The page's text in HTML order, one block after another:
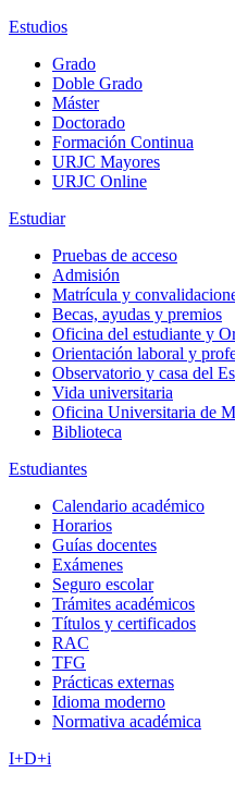
Estudios
Grado
Doble Grado
Máster
Doctorado
Formación Continua
URJC Mayores
URJC Online
Estudiar
Pruebas de acceso
Admisión
Matrícula y
Becas, ayudas y premios
Oficina del estudiante y
Orientación laboral y
Observatorio y casa del
Vida universitaria
Oficina Universitaria de
Biblioteca
Estudiantes
Calendario académico
Horarios
Guías docentes
Exámenes
Seguro escolar
Trámites académicos
Títulos y certificados
RAC
TFG
Prácticas externas
Idioma moderno
Normativa académica
I+D+i